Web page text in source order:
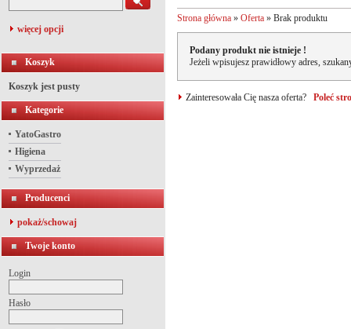
więcej opcji
Koszyk
Koszyk jest pusty
Kategorie
YatoGastro
Higiena
Wyprzedaż
Producenci
pokaż/schowaj
Twoje konto
Login
Hasło
Strona główna » Oferta » Brak produktu
Podany produkt nie istnieje !
Jeżeli wpisujesz prawidłowy adres,
Zainteresowała Cię nasza oferta? Poleć